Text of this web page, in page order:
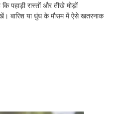
पहाड़ी रास्तों और तीखे मोड़ों
बारिश या धुंध के मौसम में ऐसे खतरनाक